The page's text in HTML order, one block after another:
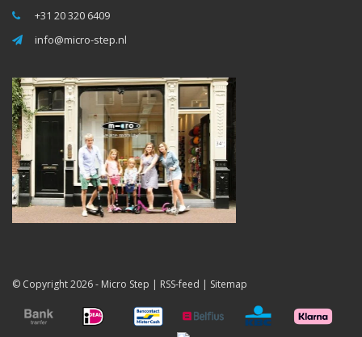
+31 20 320 6409
info@micro-step.nl
© Copyright 2026 - Micro Step | RSS-feed | Sitemap